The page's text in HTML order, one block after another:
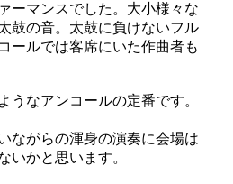
ーマンスでした。大小様々な
鼓の音。太鼓に負けないフル
ールでは客席にいた作曲者も
なアンコールの定番です。
ながらの渾身の演奏に会場は
いかと思います。